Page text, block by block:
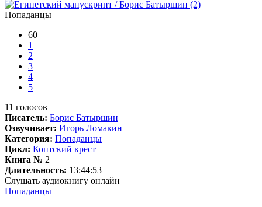
Попаданцы
60
1
2
3
4
5
11 голосов
Писатель: Борис Батыршин
Озвучивает: Игорь Ломакин
Категория: Попаданцы
Цикл: Коптский крест
Книга № 2
Длительность: 13:44:53
Слушать аудиокнигу онлайн
Попаданцы